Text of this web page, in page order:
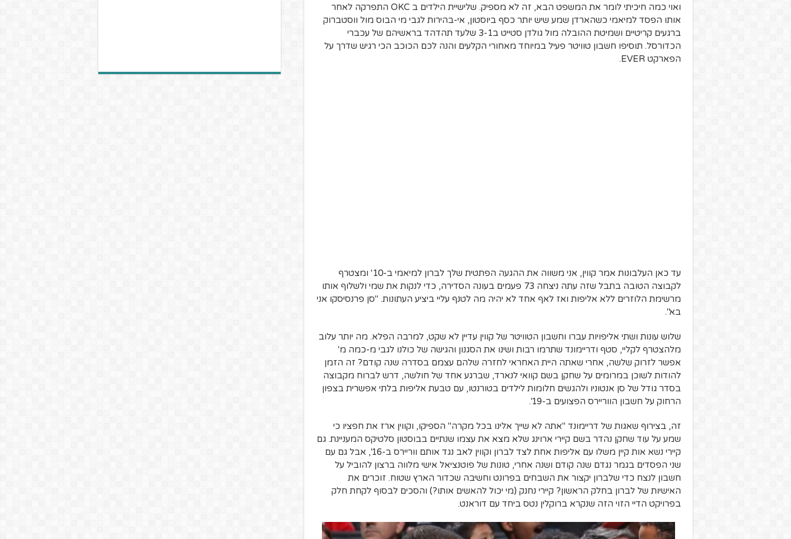
ואוי כמה חיכיתי לומר את המשפט הבא, זה לא מספיק. שלישיית הילדים ב OKC התפרקה לאחר
אותו הפסד למיאמי כשהארדן שמע שיש יותר כסף ביוסטון, אי-בהירות לגבי מי הבוס מול ווסטברוק
ברגעים קריטיים ושמיטת ההובלה מול גולדן סטייט ב3-1 שלעד תהדהד בראשיהם של עכברי
הכדורסל. תוסיפו חשבון טוויטר פעיל במיוחד מאחורי הקלעים והנה לכם הכוכב הכי רגיש שדרך על
הפארקט EVER.
עד כאן העלבונות אמר קווין, אני משווה את ההגעה הפתטית שלך לברון למיאמי ב-10' ומצטרף
לקבוצה הטובה בתבל שזה עתה ניצחה 73 פעמים בעונה הסדירה, כדי לנקות את שמי ולשלוף אותו
מרשימת הלוזרים ללא אליפות ואז לאף אחד לא יהיה מה לטנף עליי ביציע העתונות. "סן פרנסיסקו אני
בא".
שלוש עונות ושתי אליפויות עברו וחשבון הטוויטר של קווין עדיין לא שקט, למרבה הפלא. מה יותר עלוב
מלהצטרף לקליי, סטף ודריימונד שתרמו רבות ושינו את הסגנון והגישה של כולנו לגבי מ-כמה מ'
אפשר לזרוק שלשה, אחרי שאתה היית האחראי לחזרה שלהם עצמם בסדרה שנה קודם? זה הזמן
להודות לשוכן במרומים על שחקן בשם קוואי לנארד, שברגע אחד של חולשה, דרש לברוח מקבוצה
בסדר גודל של סן אנטוניו ולהגשים חלומות לילדים בטורנטו, עם טבעת אליפות בלתי אפשרית בצפון
הרחוק על חשבון הווריירס הפצועים ב-19'.
זה, בצירוף שאגות של דריימונד "אתה לא שייך אלינו בכל מקרה" הספיקו, וקווין ארז את חפציו כי
שמע על עוד שחקן נהדר בשם קיירי ארוינג שלא מצא את עצמו שנתיים בבוסטון סלטיקס המעניינת. גם
קיירי נשא אות קיין משלו עם אליפות אחת לצד לברון וקווין לאב נגד אותם ווריירס ב-16', אבל גם עם
שני הפסדים בגמר נגדם שנה קודם ושנה אחרי, טונות של פוטנציאל אישי מלווה ברצון להוביל על
חשבון לנצח כדי שלברון יקצור את השבחים בפרונט וחשיבה שכדור הארץ שטוח. זוכרים את
האישיות של לברון בחלק הראשון? קיירי נחנק (מי יכול להאשים אותו?) והסכים לבסוף לקחת חלק
בפרויקט הדיי הזוי הזה שנקרא ברוקלין נטס ביחד עם דוראנט.